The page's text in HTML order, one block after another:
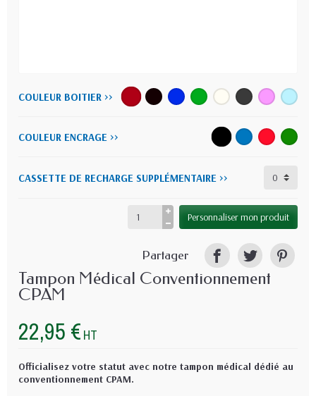
COULEUR BOITIER >>
COULEUR ENCRAGE >>
CASSETTE DE RECHARGE SUPPLÉMENTAIRE >>
Personnaliser mon produit
Partager
Tampon Médical Conventionnement
CPAM
22,95 € HT
Officialisez votre statut avec notre tampon médical dédié au
conventionnement CPAM.